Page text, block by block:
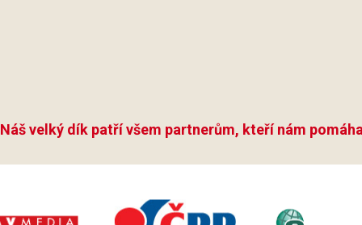
Náš velký dík patří všem partnerům, kteří nám